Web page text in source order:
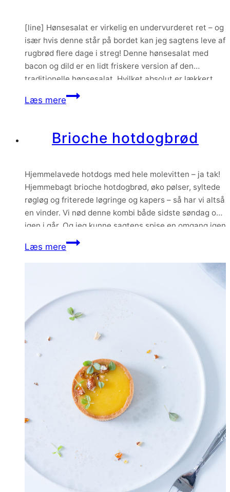
[line] Hønsesalat er virkelig en undervurderet ret – og
især hvis denne står på bordet kan jeg sagtens leve af
rugbrød flere dage i streg! Denne hønsesalat med
bacon og dild er en lidt friskere version af den
traditionelle hønsesalat. Hvilket absolut er lækkert
blandt julens tunge mad. Hønsesalat er proppet med
dild, cornichoner, kapers,…
Læs mereHønsesalat
og
Brioche hotdogbrød
Hjemmelavede hotdogs med hele molevitten – ja tak!
Hjemmebagt brioche hotdogbrød, øko pølser, syltede
røgløg og friterede løgringe og kapers – så har vi altså
en vinder. Vi nød denne kombi både sidste søndag og
igen i går. Og jeg kunne sagtens spise en omgang igen
i morgen. Men det som indlægget her skal handle…
Læs mereBrioche